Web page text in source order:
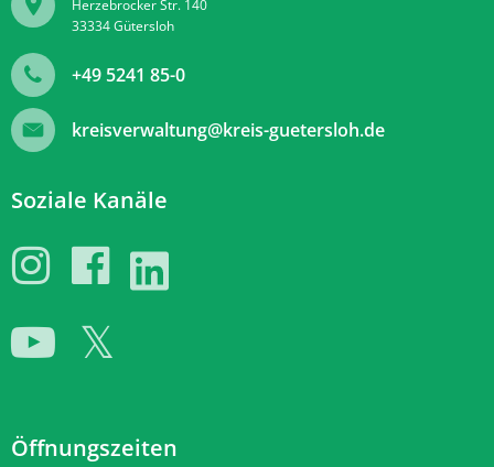
Herzebrocker Str. 140
33334Gütersloh
+49 5241 85-0
kreisverwaltung@kreis-guetersloh.de
Soziale Kanäle
Öffnungszeiten